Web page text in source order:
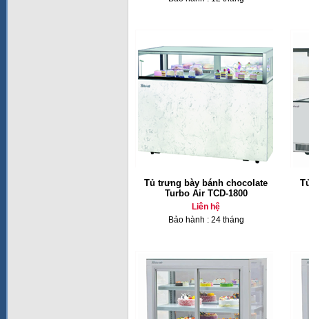
Tủ trưng bày bánh chocolate
Turbo Air TCD-1800
Liên hệ
Bảo hành : 24 tháng